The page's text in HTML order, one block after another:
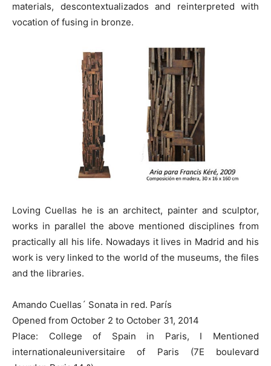
materials, descontextualizados and reinterpreted with
vocation of fusing in bronze.
Loving Cuellas he is an architect, painter and sculptor,
works in parallel the above mentioned disciplines from
practically all his life. Nowadays it lives in Madrid and his
work is very linked to the world of the museums, the files
and the libraries.
Amando Cuellas´ Sonata in red. París
Opened from October 2 to October 31, 2014
Place: College of Spain in Paris, I Mentioned
internationaleuniversitaire of Paris (7E boulevard